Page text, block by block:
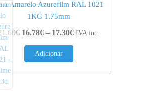
Amarelo Azurefilm RAL 1021
1KG 1.75mm
€ 16.78€ – 17.30€Price range: 16.78€
IVA inc.
Adicionar